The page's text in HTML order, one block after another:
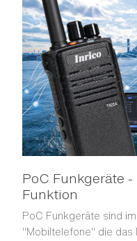
PoC Funkgeräte
Funktion
PoC Funkgeräte sind
"Mobiltelefone" die das